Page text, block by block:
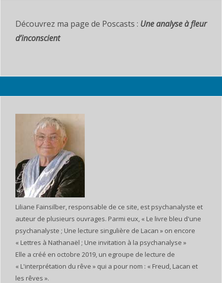
r
:
Découvrez ma page de Poscasts : Une analyse à fleur
d’inconscient
Liliane Fainsilber, responsable de ce site, est psychanalyste et
auteur de plusieurs ouvrages. Parmi eux, « Le livre bleu d'une
psychanalyste ; Une lecture singulière de Lacan » on encore
« Lettres à Nathanaël ; Une invitation à la psychanalyse »
Elle a créé en octobre 2019, un egroupe de lecture de
« L'interprétation du rêve » qui a pour nom : « Freud, Lacan et
les rêves ».